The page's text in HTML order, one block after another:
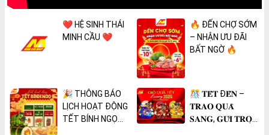
❤️ HỆ SINH THÁI
MINH CẦU ❤️
🔥 ĐẾN CHỢ SỚM
– NHẬN ƯU ĐÃI
BẤT NGỜ 🔥
🎉 THÔNG BÁO
LỊCH HOẠT ĐỘNG
TẾT BÍNH NGỌ
🎊 𝐓𝐄̂́𝐓 Đ𝐄̂́𝐍 –
𝐓𝐑𝐀𝐎 𝐐𝐔𝐀̀
𝐒𝐀𝐍𝐆, 𝐆𝐔̛̉𝐈 𝐓𝐑𝐎̣𝐍